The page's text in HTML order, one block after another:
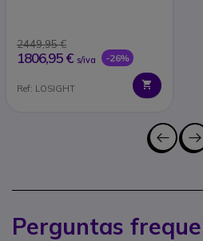
2449,95 €
1806,95 € s/iva -26%
Ref: LOSIGHT
Perguntas